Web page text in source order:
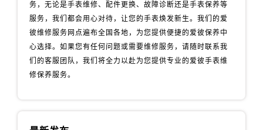
辽宁省沈阳市沈河区中街路83号亨得利名表维修授权店1楼爱彼售后服务中心（需提前预约）
务，无论是手表维修、配件更换、故障诊断还是手表保养等
服务，我们都会用心对待，让您的手表焕发新生。我们的爱
彼维修服务网点遍布全国各地，为您提供便捷的爱彼保养中
心选择。如果您有任何问题或需要维修服务，请随时联系我
们的客服团队，我们将全力以赴为您提供专业的爱彼手表维
修保养服务。